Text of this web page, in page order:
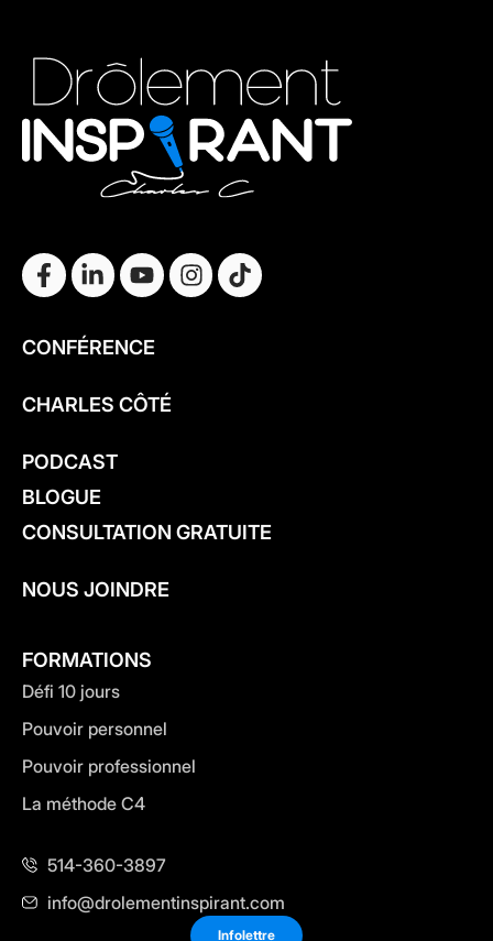
CONFÉRENCE
CHARLES CÔTÉ
PODCAST
BLOGUE
CONSULTATION GRATUITE
NOUS JOINDRE
FORMATIONS
Défi 10 jours
Pouvoir personnel
Pouvoir professionnel
La méthode C4
514-360-3897
info@drolementinspirant.com
Infolettre